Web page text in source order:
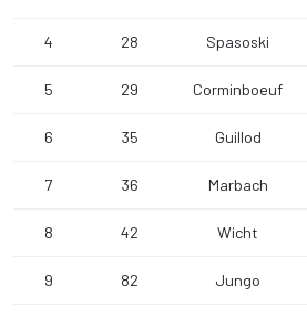
4 28 Spasoski
5 29 Corminboeuf
6 35 Guillod
7 36 Marbach
8 42 Wicht
9 82 Jungo